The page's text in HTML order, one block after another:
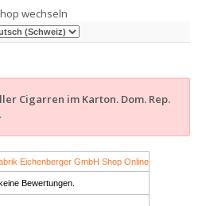
wechseln
Cigarren im Karton. Dom. Rep.
Eichenberger GmbH Shop Online
Bewertungen.